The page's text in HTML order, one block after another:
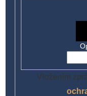
Vložením